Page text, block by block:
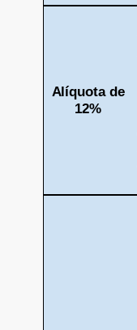
Alíquota de
12%